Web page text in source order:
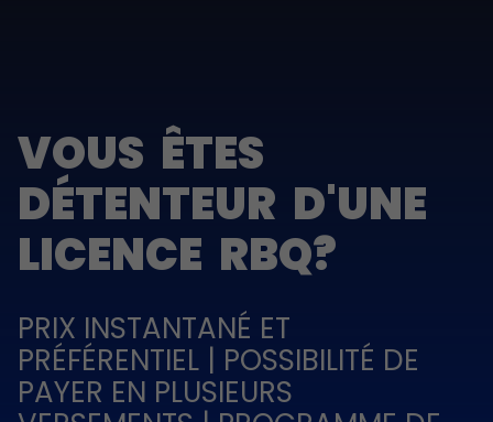
VOUS ÊTES
DÉTENTEUR D'UNE
LICENCE RBQ?
PRIX INSTANTANÉ ET
PRÉFÉRENTIEL | POSSIBILITÉ DE
PAYER EN PLUSIEURS